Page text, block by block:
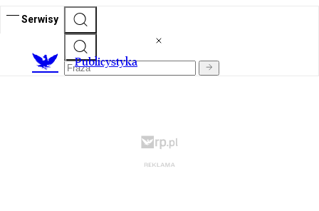
Serwisy
Publicystyka